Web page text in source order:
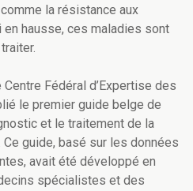
la résistance aux
hausse, ces maladies sont
Fédéral d’Expertise des
le premier guide belge de
et le traitement de la
guide, basé sur les données
avait été développé en
spécialistes et des